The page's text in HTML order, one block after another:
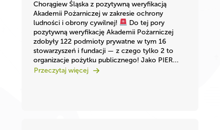
Chorągiew Śląska z pozytywną weryfikacją
Akademii Pożarniczej w zakresie ochrony
ludności i obrony cywilnej!
Do tej pory
pozytywną weryfikację Akademii Pożarniczej
zdobyły 122 podmioty prywatne w tym 16
stowarzyszeń i fundacji — z czego tylko 2 to
organizacje pożytku publicznego! Jako PIER...
Przeczytaj więcej